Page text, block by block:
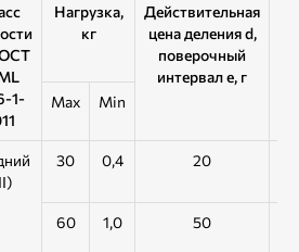
1-
Нагрузка,
кг
Действительная
цена деления d,
поверочный
интервал е, г
Мах Min
30 0,4 20
60 1,0 50